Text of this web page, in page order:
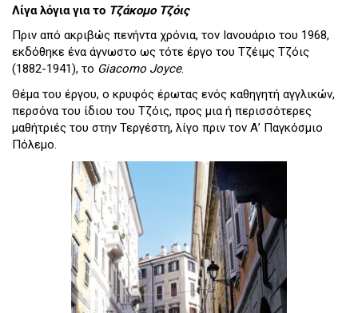
Λίγα λόγια για το Τζάκομο Τζόις
Πριν από ακριβώς πενήντα χρόνια, τον Ιανουάριο του 1968,
εκδόθηκε ένα άγνωστο ως τότε έργο του Τζέιμς Τζόις
(1882-1941), το Giacomo Joyce.
Θέμα του έργου, ο κρυφός έρωτας ενός καθηγητή αγγλικών,
περσόνα του ίδιου του Τζόις, προς μια ή περισσότερες
μαθήτριές του στην Τεργέστη, λίγο πριν τον Α’ Παγκόσμιο
Πόλεμο.